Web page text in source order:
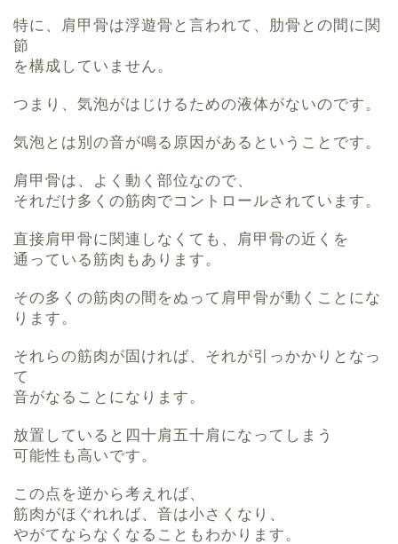
特に、肩甲骨は浮遊骨と言われて、肋骨との間に関
節
を構成していません。
つまり、気泡がはじけるための液体がないのです。
気泡とは別の音が鳴る原因があるということです。
肩甲骨は、よく動く部位なので、
それだけ多くの筋肉でコントロールされています。
直接肩甲骨に関連しなくても、肩甲骨の近くを
通っている筋肉もあります。
その多くの筋肉の間をぬって肩甲骨が動くことにな
ります。
それらの筋肉が固ければ、それが引っかかりとなっ
て
音がなることになります。
放置していると四十肩五十肩になってしまう
可能性も高いです。
この点を逆から考えれば、
筋肉がほぐれれば、音は小さくなり、
やがてならなくなることもわかります。